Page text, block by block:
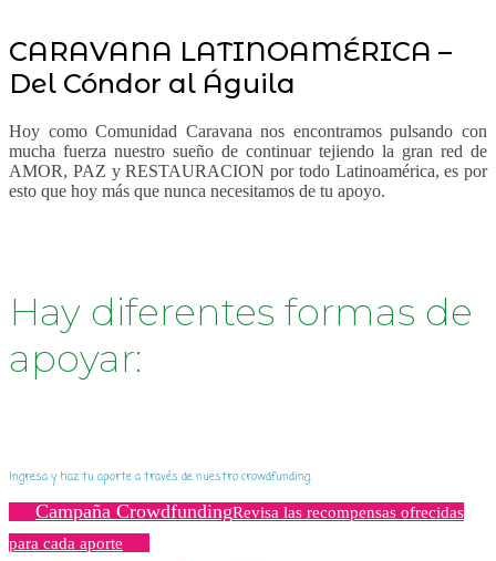
CARAVANA LATINOAMÉRICA –
Del Cóndor al Águila
Hoy como Comunidad Caravana nos encontramos pulsando con
mucha fuerza nuestro sueño de continuar tejiendo la gran red de
AMOR, PAZ y RESTAURACION por todo Latinoamérica, es por
esto que hoy más que nunca necesitamos de tu apoyo.
Hay diferentes formas de
apoyar:
Ingresa y haz tu aporte a través de nuestro crowdfunding.
Campaña CrowdfundingRevisa las recompensas ofrecidas
para cada aporte